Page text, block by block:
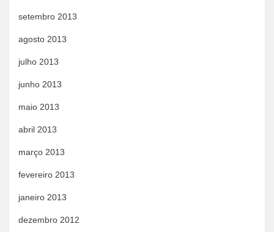
setembro 2013
agosto 2013
julho 2013
junho 2013
maio 2013
abril 2013
março 2013
fevereiro 2013
janeiro 2013
dezembro 2012